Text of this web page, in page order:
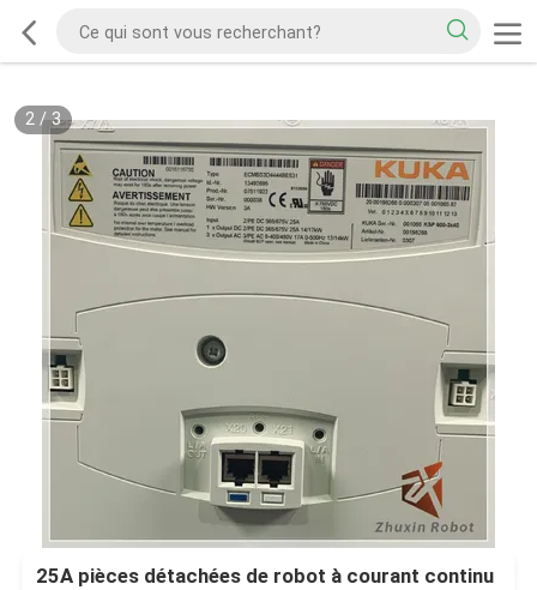
2/3
25A pièces détachées de robot à courant continu